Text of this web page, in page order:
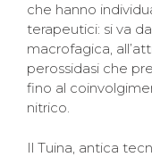
che hanno
terapeutici: si va
macrofagica,
perossidasi che
fino al
nitrico.
Il Tuina, antica